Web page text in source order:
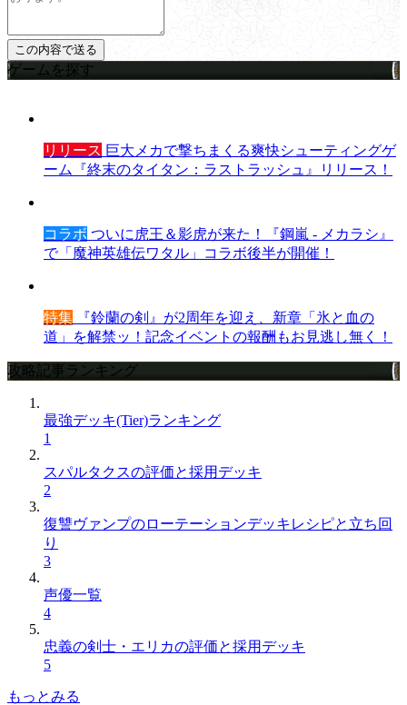
ゲームを探す
リリース 巨大メカで撃ちまくる爽快シューティングゲ
ーム『終末のタイタン：ラストラッシュ』リリース！
コラボ ついに虎王＆影虎が来た！『鋼嵐 - メカラシ』
で「魔神英雄伝ワタル」コラボ後半が開催！
特集 『鈴蘭の剣』が2周年を迎え、新章「氷と血の
道」を解禁ッ！記念イベントの報酬もお見逃し無く！
攻略記事ランキング
最強デッキ(Tier)ランキング
1
スパルタクスの評価と採用デッキ
2
復讐ヴァンプのローテーションデッキレシピと立ち回
り
3
声優一覧
4
忠義の剣士・エリカの評価と採用デッキ
5
もっとみる